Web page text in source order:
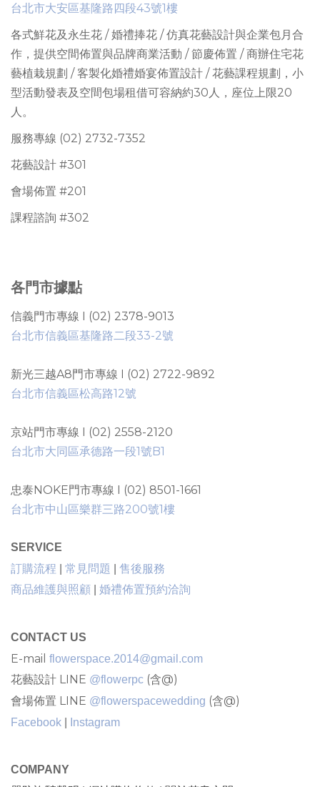
台北市大安區基隆路四段43號1樓
各式鮮花及永生花 / 婚禮捧花 / 仿真花藝設計與企業包月合
作，提供空間佈置與品牌商業活動 / 節慶佈置 / 商辦住宅花
藝植栽規劃 / 客製化婚禮婚宴佈置設計 / 花藝課程規劃 ， 小
型活動發表及空間包場租借可容納約30人 ，座位上限20
人。
服務專線 (02) 2732-7352
花藝設計 #301
會場佈置 #201
課程諮詢 #302
各門市據點
信義門市專線 I (02) 2378-9013
台北市信義區基隆路二段33-2號
新光三越A8門市專線 I (02) 2722-9892
台北市信義區松高路12號
京站門市專線 I (02) 2558-2120
台北市大同區承德路一段1號B1
忠泰NOKE門市專線 I (02) 8501-1661
台北市中山區樂群三路200號1樓
SERVICE
訂購流程
常見問題 售後服務
商品維護與照顧 婚禮佈置預約洽詢
CONTACT US
E-mail flowerspace.2014@gmail.com
花藝設計 LINE @flowerpc (含@)
會場佈置 LINE @flowerspacewedding (含@)
Facebook Instagram
COMPANY